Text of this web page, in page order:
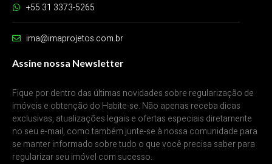
+55 31 3373-5265
ima@imaprojetos.com.br
Assine nossa Newsletter
Fique por dentro das últimas novidades sobre regularização de
imóveis e obtenção do Habite-se. Não apenas receba dicas
exclusivas, atualizações legais e ofertas especiais diretamente
no seu e-mail, como também junte-se à nossa comunidade para
se manter informado sobre tudo o que você precisa saber para
regularizar seu imóvel com sucesso.